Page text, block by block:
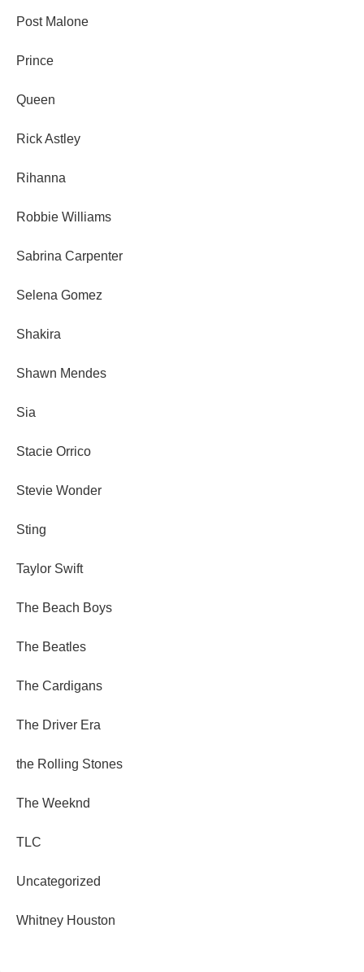
Post Malone
Prince
Queen
Rick Astley
Rihanna
Robbie Williams
Sabrina Carpenter
Selena Gomez
Shakira
Shawn Mendes
Sia
Stacie Orrico
Stevie Wonder
Sting
Taylor Swift
The Beach Boys
The Beatles
The Cardigans
The Driver Era
the Rolling Stones
The Weeknd
TLC
Uncategorized
Whitney Houston